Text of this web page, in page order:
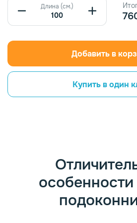
Длина (см.)
Добавить в
Купить в один